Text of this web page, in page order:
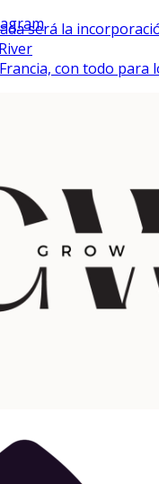
será la
con todo para